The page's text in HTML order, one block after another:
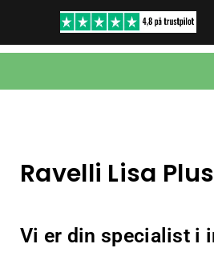
Ravelli Lisa Plus
Vi er din specialist i